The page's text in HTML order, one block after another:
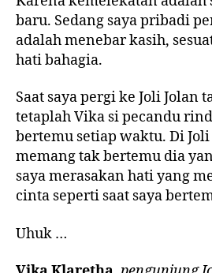
baru. Sedang saya pribadi
adalah menebar kasih,
hati bahagia.
Saat saya pergi ke Joli Jolan
tetaplah Vika si pecandu
bertemu setiap waktu. Di Joli
memang tak bertemu dia
saya merasakan hati yang
cinta seperti saat saya
Uhuk …